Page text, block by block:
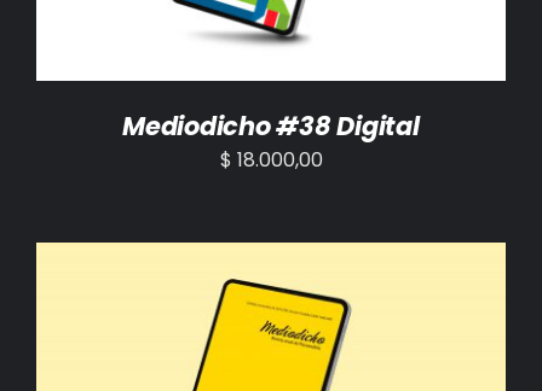
Mediodicho #38 Digital
$ 18.000,00